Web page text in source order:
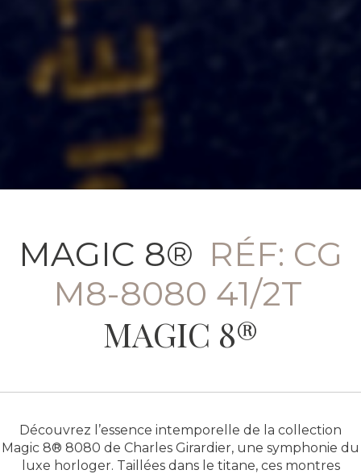
MAGIC 8® RÉF: CG
M8-8080 41/2T
MAGIC 8®
Découvrez l’essence intemporelle de la collection
Magic 8® 8080 de Charles Girardier, une symphonie du
luxe horloger. Taillées dans le titane, ces montres